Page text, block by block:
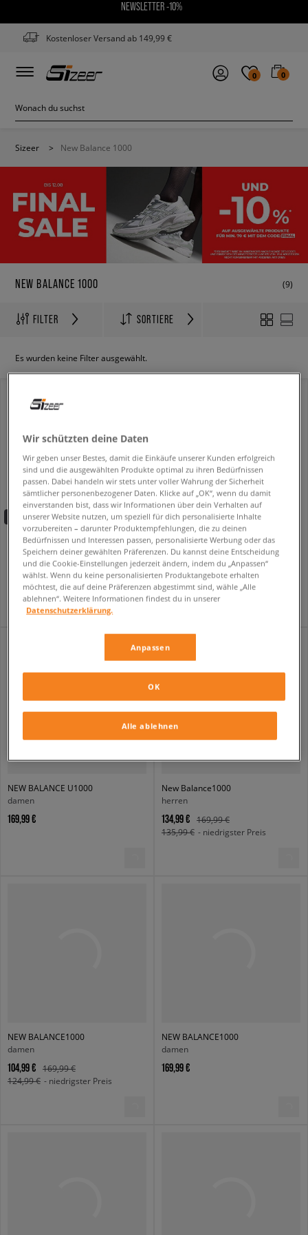
NEWSLETTER -10%
Kostenloser Versand ab 149,99 €
0 0
Sizeer > New Balance 1000
NEW BALANCE 1000 (9)
FILTER SORTIERE
Es wurden keine Filter ausgewählt.
-10% ab 70€ mit dem Code:FINAL
NEW BALANCE 1000
herren
169,99 €
New Balance1000
herren
104,99 €
169,99 €
107,99 € - niedrigster Preis
NEW BALANCE U1000
damen
169,99 €
New Balance1000
herren
134,99 €
169,99 €
135,99 € - niedrigster Preis
NEW BALANCE1000
damen
104,99 €
169,99 €
124,99 € - niedrigster Preis
NEW BALANCE1000
damen
169,99 €
Wir schützten deine Daten
Wir geben unser Bestes, damit die Einkäufe unserer Kunden erfolgreich
sind und die ausgewählten Produkte optimal zu ihren Bedürfnissen
passen. Dabei handeln wir stets unter voller Wahrung der Sicherheit
sämtlicher personenbezogener Daten. Klicke auf „OK“, wenn du damit
einverstanden bist, dass wir Informationen über dein Verhalten auf
unserer Website nutzen, um speziell für dich personalisierte Inhalte
vorzubereiten – darunter Produktempfehlungen, die zu deinen
Bedürfnissen und Interessen passen, personalisierte Werbung oder das
Speichern deiner gewählten Präferenzen. Du kannst deine Entscheidung
und die Cookie-Einstellungen jederzeit ändern, indem du „Anpassen“
wählst. Wenn du keine personalisierten Produktangebote erhalten
möchtest, die auf deine Präferenzen abgestimmt sind, wähle „Alle
ablehnen“. Weitere Informationen findest du in unserer
Datenschutzerklärung.
Anpassen
Alle ablehnen
OK